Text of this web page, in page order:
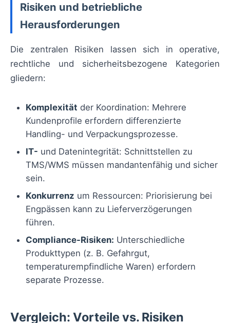
Risiken und betriebliche
Herausforderungen
Die zentralen Risiken lassen sich in operative,
rechtliche und sicherheitsbezogene Kategorien
gliedern:
Komplexität der Koordination: Mehrere
Kundenprofile erfordern differenzierte
Handling- und Verpackungsprozesse.
IT- und Datenintegrität: Schnittstellen zu
TMS/WMS müssen mandantenfähig und sicher
sein.
Konkurrenz um Ressourcen: Priorisierung bei
Engpässen kann zu Lieferverzögerungen
führen.
Compliance-Risiken: Unterschiedliche
Produkttypen (z. B. Gefahrgut,
temperaturempfindliche Waren) erfordern
separate Prozesse.
Vergleich: Vorteile vs. Risiken